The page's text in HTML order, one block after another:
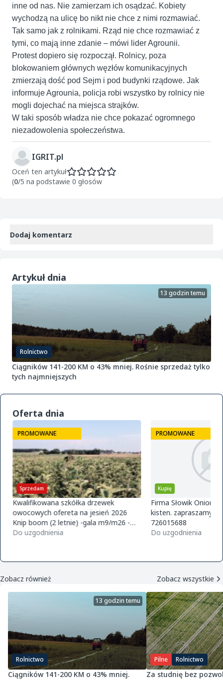
inne od nas. Nie zamierzam ich osądzać. Kobiety
wychodzą na ulicę bo nikt nie chce z nimi rozmawiać.
Tak samo jak z rolnikami. Rząd nie chce rozmawiać z
tymi, co mają inne zdanie – mówi lider Agrounii.
Protest dopiero się rozpoczął. Rolnicy, poza
blokowaniem głównych węzłów komunikacyjnych
zmierzają dość pod Sejm i pod budynki rządowe. Jak
informuje Agrounia, policja robi wszystko by rolnicy nie
mogli dojechać na miejsca strajków.
W taki sposób władza nie chce pokazać ogromnego
niezadowolenia społeczeństwa.
IGRIT.pl
Oceń ten artykuł
(0/5 na podstawie 0 głosów
Dodaj komentarz
Artykuł dnia
Rolnictwo
13 godzin temu
Ciągników 141-200 KM o 43% mniej. Rośnie sprzedaż tylko
tych najmniejszych
Oferta dnia
Sprzedam
PROMOWANE
Kwalifikowana szkółka drzewek
owocowych ofereta na jesień 2026
Knip boom (2 letnie) -gala m9/m26 -
golden m9 -jeronimo m9/m26 -mutsu
Do uzgodnienia
Kupię
PROMOWANE
Firma Słowik Onions
kisten. zapraszamy
726015688
Do uzgodnienia
Zobacz również Zobacz wszystkie
Rolnictwo
13 godzin temu
Ciągników 141-200 KM o 43% mniej.
Pilne Rolnictwo
Za studnię bez